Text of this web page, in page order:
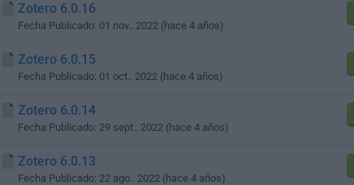
Zotero 6.0.16
Fecha Publicado: 01 nov.. 2022 (hace 4 años)
Zotero 6.0.15
Fecha Publicado: 01 oct.. 2022 (hace 4 años)
Zotero 6.0.14
Fecha Publicado: 29 sept.. 2022 (hace 4 años)
Zotero 6.0.13
Fecha Publicado: 22 ago.. 2022 (hace 4 años)